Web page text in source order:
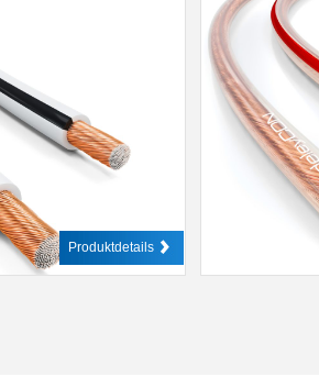
Produktdetails